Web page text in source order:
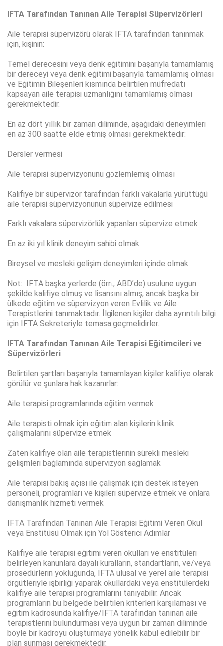
IFTA Tarafından Tanınan Aile Terapisi Süpervizörleri
Aile terapisi süpervizörü olarak IFTA tarafından tanınmak
için, kişinin:
Temel derecesini veya denk eğitimini başarıyla tamamlamış
bir dereceyi veya denk eğitimi başarıyla tamamlamış olması
ve Eğitimin Bileşenleri kısmında belirtilen müfredatı
kapsayan aile terapisi uzmanlığını tamamlamış olması
gerekmektedir.
En az dört yıllık bir zaman diliminde, aşağıdaki deneyimleri
en az 300 saatte elde etmiş olması gerekmektedir:
Dersler vermesi
Aile terapisi süpervizyonunu gözlemlemiş olması
Kalifiye bir süpervizör tarafından farklı vakalarla yürüttüğü
aile terapisi süpervizyonunun süpervize edilmesi
Farklı vakalara süpervizörlük yapanları süpervize etmek
En az iki yıl klinik deneyim sahibi olmak
Bireysel ve mesleki gelişim deneyimleri içinde olmak
Not: IFTA başka yerlerde (örn., ABD’de) usulune uygun
şekilde kalifiye olmuş ve lisansını almış, ancak başka bir
ülkede eğitim ve süpervizyon veren Evlilik ve Aile
Terapistlerini tanımaktadır. İlgilenen kişiler daha ayrıntılı bilgi
için IFTA Sekreteriyle temasa geçmelidirler.
IFTA Tarafından Tanınan Aile Terapisi Eğitimcileri ve
Süpervizörleri
Belirtilen şartları başarıyla tamamlayan kişiler kalifiye olarak
görülür ve şunlara hak kazanırlar:
Aile terapisi programlarında eğitim vermek
Aile terapisti olmak için eğitim alan kişilerin klinik
çalışmalarını süpervize etmek
Zaten kalifiye olan aile terapistlerinin sürekli mesleki
gelişmleri bağlamında süpervizyon sağlamak
Aile terapisi bakış açısı ile çalışmak için destek isteyen
personeli, programları ve kişileri süpervize etmek ve onlara
danışmanlık hizmeti vermek
IFTA Tarafından Tanınan Aile Terapisi Eğitimi Veren Okul
veya Enstitüsü Olmak için Yol Gösterici Adımlar
Kalifiye aile terapisi eğitimi veren okulları ve enstitüleri
belirleyen kanunlara dayalı kuralların, standartların, ve/veya
prosedürlerin yokluğunda, IFTA ulusal ve yerel aile terapisi
örgütleriyle işbirliği yaparak okullardaki veya enstitülerdeki
kalifiye aile terapisi programlarını tanıyabilir. Ancak
programların bu belgede belirtilen kriterleri karşılaması ve
eğitim kadrosunda kalifiye/IFTA tarafından tanınan aile
terapistlerini bulundurması veya uygun bir zaman diliminde
böyle bir kadroyu oluşturmaya yönelik kabul edilebilir bir
plan sunması gerekmektedir.